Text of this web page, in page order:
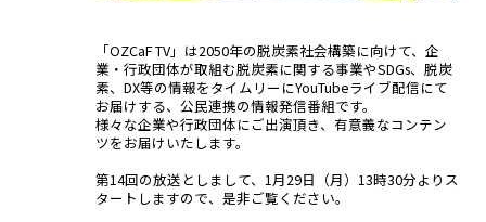
「OZCaF TV」は2050年の脱炭素社会構築に向けて、企
業・行政団体が取組む脱炭素に関する事業やSDGs、脱炭
素、DX等の情報をタイムリーにYouTubeライブ配信にて
お届けする、公民連携の情報発信番組です。
様々な企業や行政団体にご出演頂き、有意義なコンテン
ツをお届けいたします。
第14回の放送としまして、1月29日（月）13時30分よりス
タートしますので、是非ご覧ください。